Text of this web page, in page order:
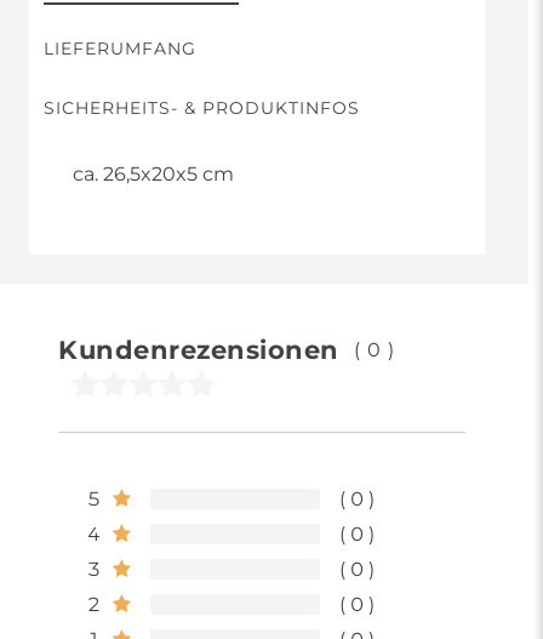
LIEFERUMFANG
SICHERHEITS- & PRODUKTINFOS
ca. 26,5x20x5 cm
Kundenrezensionen (0)
5
0
4
0
3
0
2
0